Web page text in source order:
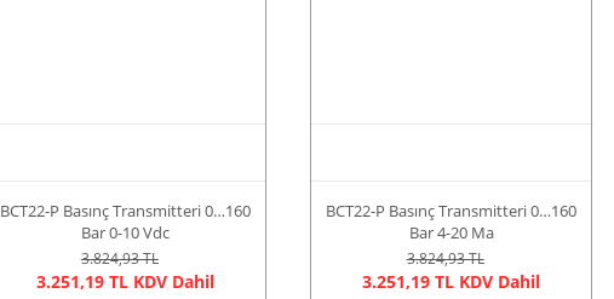
BCT22-P Basınç Transmitteri 0…160
Bar 0-10 Vdc
3.824,93 TL
3.251,19 TL KDV Dahil
BCT22-P Basınç Transmitteri 0…160
Bar 4-20 Ma
3.824,93 TL
3.251,19 TL KDV Dahil